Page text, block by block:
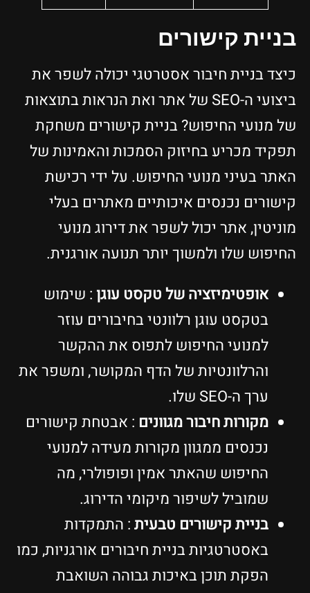
בניית קישורים
כיצד בניית חיבור אסטרטגי יכולה לשפר את
ביצועי ה-SEO של אתר ואת הנראות בתוצאות
של מנועי החיפוש? בניית קישורים משחקת
תפקיד מכריע בחיזוק הסמכות והאמינות של
האתר בעיני מנועי החיפוש. על ידי רכישת
קישורים נכנסים איכותיים מאתרים בעלי
מוניטין, אתר יכול לשפר את דירוג מנועי
החיפוש שלו ולמשוך יותר תנועה אורגנית.
אופטימיזציה של טקסט עוגן : שימוש
בטקסט עוגן רלוונטי בחיבורים עוזר
למנועי החיפוש לתפוס את ההקשר
והרלוונטיות של הדף המקושר, ומשפר את
ערך ה-SEO שלו.
מקורות חיבור מגוונים : אבטחת קישורים
נכנסים ממגוון מקורות מעידה למנועי
החיפוש שהאתר אמין ופופולרי, מה
שמוביל לשיפור מיקומי הדירוג.
בניית קישורים טבעית: התמקדות
באסטרטגיות בניית חיבורים אורגניות, כמו
הפקת תוכן באיכות גבוהה השואבת